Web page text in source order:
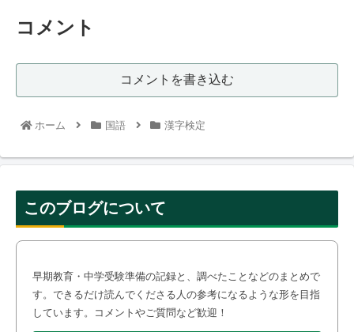
コメント
コメントを書き込む
ホーム 国語 漢字検定
このブログについて
早期教育・中学受験準備の記録と、調べたことなどのまとめで
す。できるだけ読んでくださる人の参考になるような形を目指
しています。コメントやご質問など歓迎！